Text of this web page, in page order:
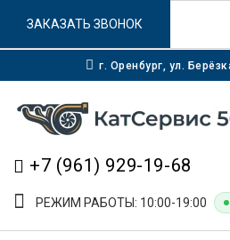
г. Оренбург, ул.
+7 (961) 929-19-68
РЕЖИМ РАБОТЫ: 10:00-19:00
ЗАКАЗАТЬ ЗВОНОК